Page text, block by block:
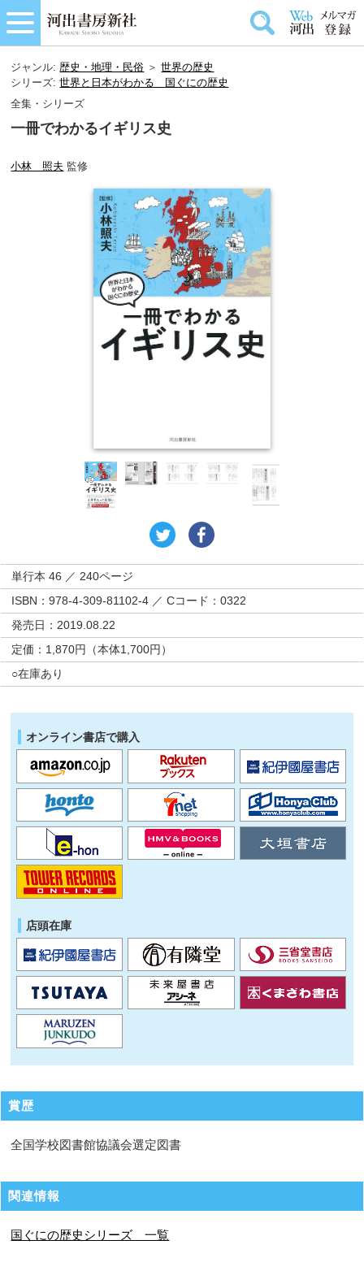
ジャンル:歴史・地理・民俗 ＞世界の歴史
シリーズ:世界と日本がわかる 国ぐにの歴史
全集・シリーズ
一冊でわかるイギリス史
小林 照夫 監修
単行本 46 ／ 240ページ
ISBN：978-4-309-81102-4 ／ Cコード：0322
発売日：2019.08.22
定価：1,870円（本体1,700円）
○在庫あり
オンライン書店で購入
店頭在庫
賞歴
全国学校図書館協議会選定図書
関連情報
国ぐにの歴史シリーズ 一覧